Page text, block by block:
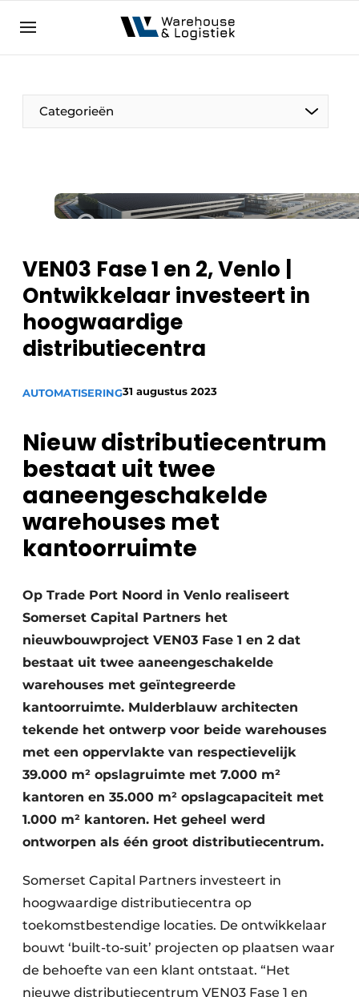
NL EN
Categorieën
VEN03 Fase 1 en 2, Venlo |
Ontwikkelaar investeert in
hoogwaardige
distributiecentra
AUTOMATISERING31 augustus 2023
Nieuw distributiecentrum
bestaat uit twee
aaneengeschakelde
warehouses met
kantoorruimte
Op Trade Port Noord in Venlo realiseert
Somerset Capital Partners het
nieuwbouwproject VEN03 Fase 1 en 2 dat
bestaat uit twee aaneengeschakelde
warehouses met geïntegreerde
kantoorruimte. Mulderblauw architecten
tekende het ontwerp voor beide warehouses
met een oppervlakte van respectievelijk
39.000 m² opslagruimte met 7.000 m²
kantoren en 35.000 m² opslagcapaciteit met
1.000 m² kantoren. Het geheel werd
ontworpen als één groot distributiecentrum.
Somerset Capital Partners investeert in
hoogwaardige distributiecentra op
toekomstbestendige locaties. De ontwikkelaar
bouwt ‘built-to-suit’ projecten op plaatsen waar
de behoefte van een klant ontstaat. “Het
nieuwe distributiecentrum VEN03 Fase 1 en